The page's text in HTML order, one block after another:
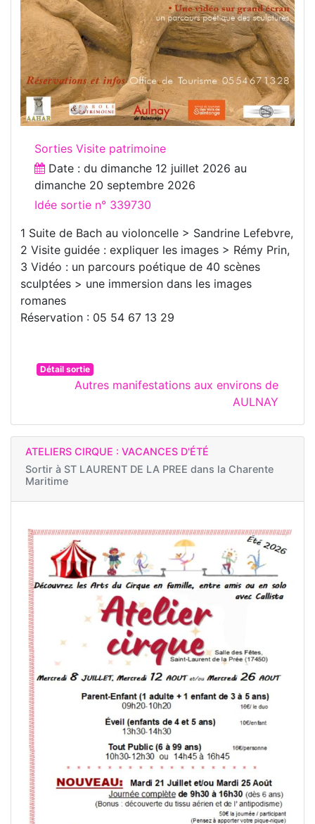
Sorties Visite patrimoine
Date : du dimanche 12 juillet 2026 au
dimanche 20 septembre 2026
Idée sortie n° 339730
1 Suite de Bach au violoncelle > Sandrine Lefebvre,
2 Visite guidée : expliquer les images > Rémy Prin,
3 Vidéo : un parcours poétique de 40 scènes
sculptées > une immersion dans les images
romanes
Réservation : 05 54 67 13 29
Détail sortie
Autres manifestations aux environs de
AULNAY
ATELIERS CIRQUE : VACANCES D'ÉTÉ
Sortir à ST LAURENT DE LA PREE dans la Charente
Maritime